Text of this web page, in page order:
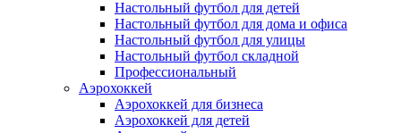
Настольный футбол для детей
Настольный футбол для дома и офиса
Настольный футбол для улицы
Настольный футбол складной
Профессиональный
Аэрохоккей
Аэрохоккей для бизнеса
Аэрохоккей для детей